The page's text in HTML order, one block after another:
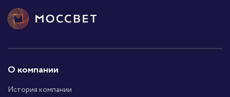
О компании
История компании